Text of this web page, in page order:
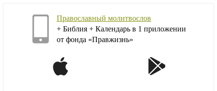
Православный молитвослов
+ Библия + Календарь в 1 приложении
от фонда «Правжизнь»